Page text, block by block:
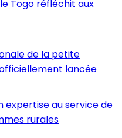
Togo réfléchit aux
de la petite
lancée
expertise au service de
rurales